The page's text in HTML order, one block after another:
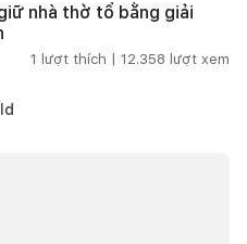
nhà thờ tổ bằng giải
1 lượt thích | 12.358 lượt xem